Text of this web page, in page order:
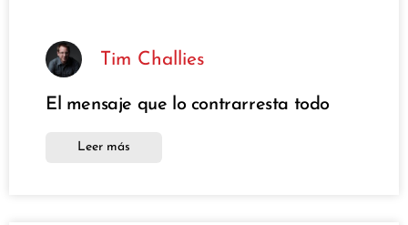
Tim Challies
El mensaje que lo contrarresta todo
Leer más